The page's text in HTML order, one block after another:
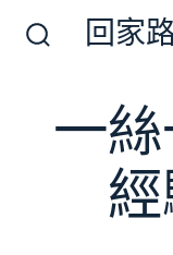
換
回家
一